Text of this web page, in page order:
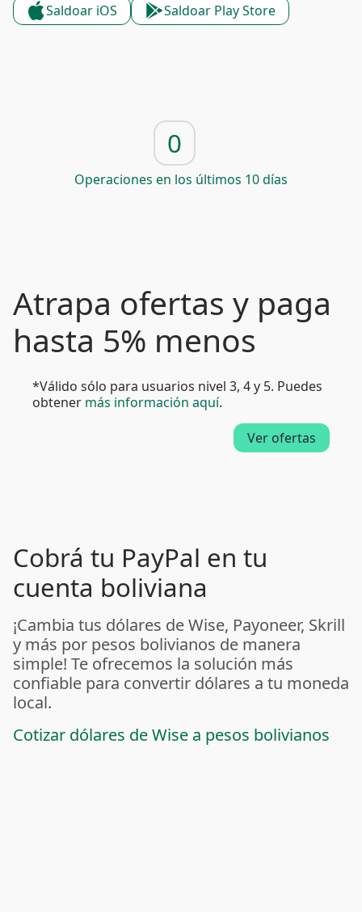
Saldoar iOS
Saldoar Play Store
0
Operaciones en los últimos 10 días
Atrapa ofertas y paga
hasta 5% menos
*Válido sólo para usuarios nivel 3, 4 y 5. Puedes
obtener más información aquí.
Ver ofertas
Cobrá tu PayPal en tu
cuenta boliviana
¡Cambia tus dólares de Wise, Payoneer, Skrill
y más por pesos bolivianos de manera
simple! Te ofrecemos la solución más
confiable para convertir dólares a tu moneda
local.
Cotizar dólares de Wise a pesos bolivianos